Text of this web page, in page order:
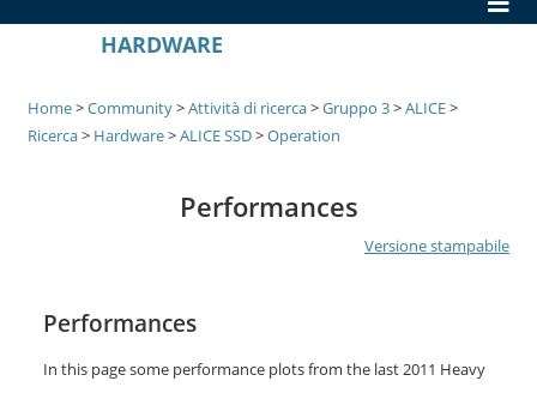
HARDWARE
Home>Community>Attività di ricerca>Gruppo 3>ALICE>
Ricerca> Hardware>ALICE SSD>Operation
Performances
Versione stampabile
Performances
In this page some performance plots from the last 2011 Heavy